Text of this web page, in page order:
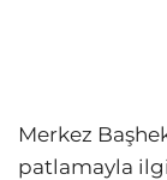
Merkez
patlamayla